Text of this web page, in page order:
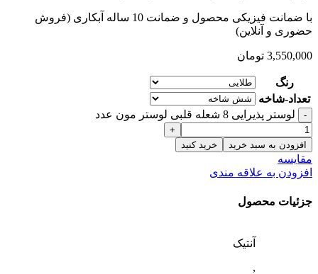
با ضمانت فیزیکی محصول و ضمانت 10 ساله آبکاری (فروش
حضوری و آنلاین)
3,550,000 تومان
رنگ
تعداد-شاخه
لوستر پذیرایی 8 شعله قلبی لوستر مون عدد
افزودن به سبد خرید خرید کنید
مقایسه
افزودن به علاقه مندی
جزئیات محصول
آنتیک
,